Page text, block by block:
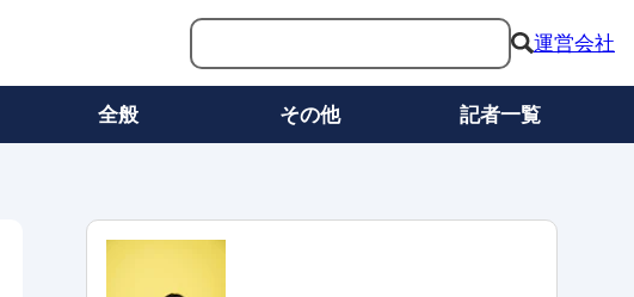
運営会社
全般 その他 記者一覧